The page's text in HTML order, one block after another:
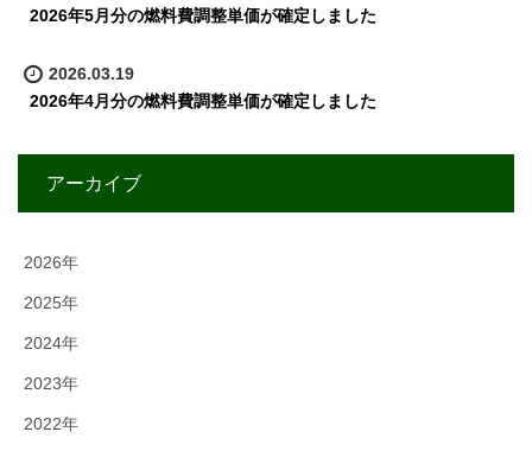
2026年5月分の燃料費調整単価が確定しました
2026.03.19
2026年4月分の燃料費調整単価が確定しました
アーカイブ
2026年
2025年
2024年
2023年
2022年